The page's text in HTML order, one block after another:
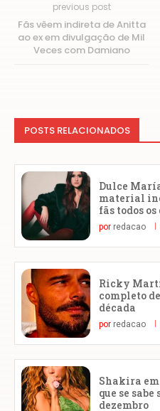
previous post
Fãs vêem indireta de Anitta
ao ex em divulgação de Mil
Veces com Damiano
POSTS RELACIONADOS
Dulce
material
fãs todos os
por redacao
Ricky
completo
década
por redacao
Shakira em
que se
dezembro